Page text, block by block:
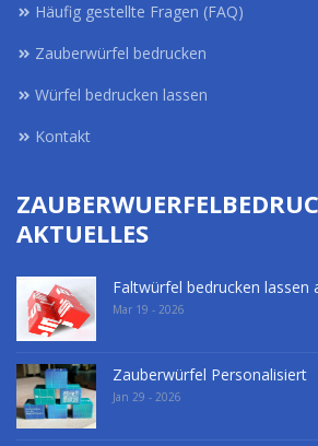
Häufig gestellte Fragen (FAQ)
Zauberwürfel bedrucken
Würfel bedrucken lassen
Kontakt
AKTUELLES
Faltwürfel bedrucken lassen
Mar 19 - 2026
Zauberwürfel Personalisiert
Jan 29 - 2026